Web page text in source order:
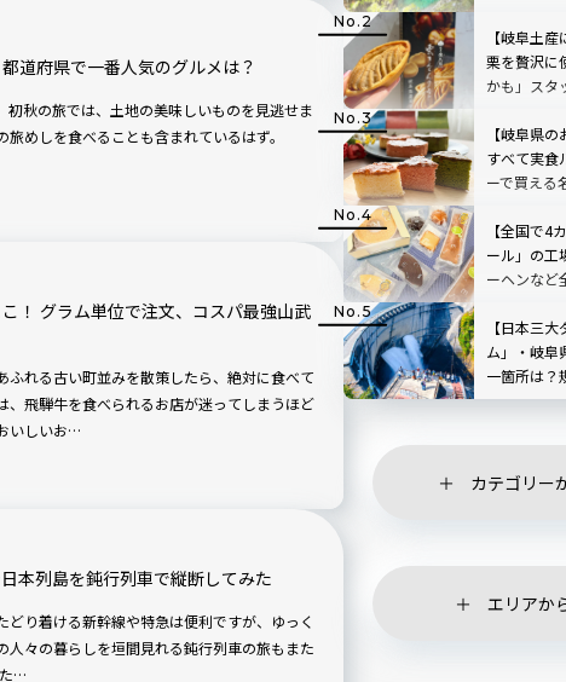
道府県で一番人気のグルメは？
秋の旅では、土地の美味しいものを見逃せま
めしを食べることも含まれているはず。
！ グラム単位で注文、コスパ最強山武
れる古い町並みを散策したら、絶対に食べて
、飛騨牛を食べられるお店が迷ってしまうほど
いしいお…
本列島を鈍行列車で縦断してみた
り着ける新幹線や特急は便利ですが、ゆっく
人々の暮らしを垣間見れる鈍行列車の旅もまた
た…
【岐阜土
栗を贅沢に
かも」スタ
【岐阜県
すべて実食
ーで買える
【全国で4
ール」の工
ーヘンなど
【日本三
ム」・岐阜
一箇所は？
光スポット
カテゴリー
エリアか